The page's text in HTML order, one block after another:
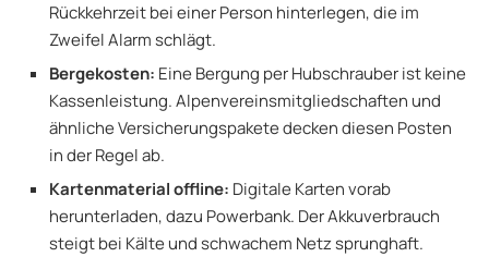
Rückkehrzeit bei einer Person hinterlegen, die im
Zweifel Alarm schlägt.
Bergekosten: Eine Bergung per Hubschrauber ist keine
Kassenleistung. Alpenvereinsmitgliedschaften und
ähnliche Versicherungspakete decken diesen Posten
in der Regel ab.
Kartenmaterial offline: Digitale Karten vorab
herunterladen, dazu Powerbank. Der Akkuverbrauch
steigt bei Kälte und schwachem Netz sprunghaft.